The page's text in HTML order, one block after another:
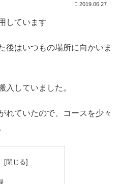
2019.06.27
しています
後はいつもの場所に向かいま
入していました。
れていたので、コースを少々